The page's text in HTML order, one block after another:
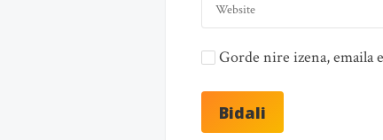
Gorde nire izena, emaila